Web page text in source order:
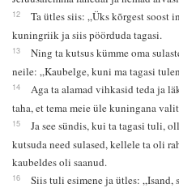
12
Ta ütles siis: „Üks kõrgest soost
kuningriik ja siis pöörduda tagasi.
13
Ning ta kutsus kümme oma
neile: „Kaubelge, kuni ma tagasi
14
Aga ta alamad vihkasid teda ja
taha, et tema meie üle kuningana
15
Ja see sündis, kui ta tagasi tuli,
kutsuda need sulased, kellele ta oli
kaubeldes oli saanud.
16 Siis tuli esimene ja ütles: „Isand,